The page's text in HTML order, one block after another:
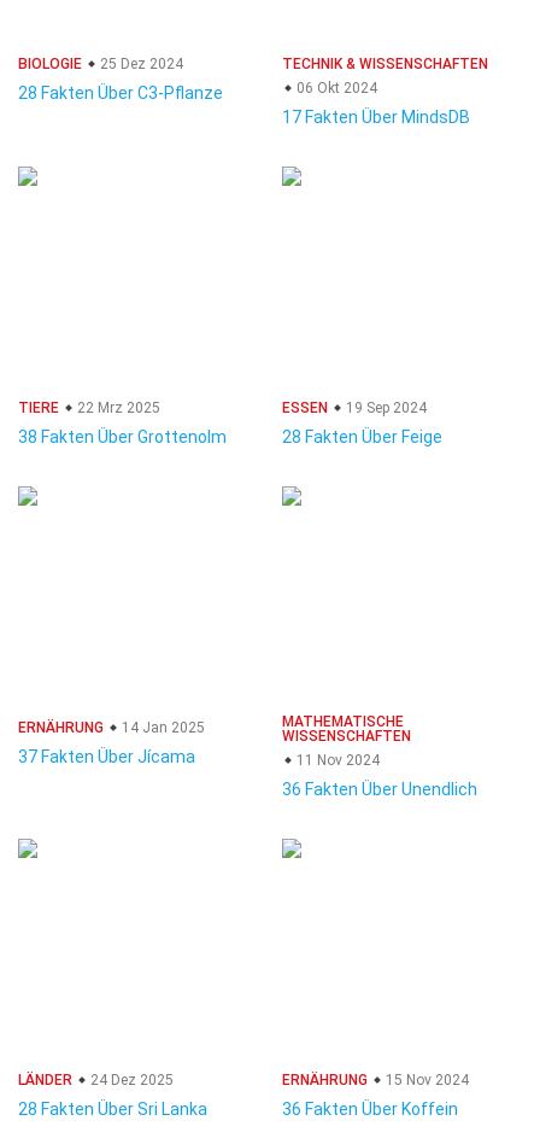
BIOLOGIE 25 Dez 2024
28 Fakten Über C3-Pflanze
TECHNIK & WISSENSCHAFTEN
06 Okt 2024
17 Fakten Über MindsDB
TIERE 22 Mrz 2025
38 Fakten Über Grottenolm
ESSEN 19 Sep 2024
28 Fakten Über Feige
ERNÄHRUNG 14 Jan 2025
37 Fakten Über Jícama
MATHEMATISCHE
WISSENSCHAFTEN
11 Nov 2024
36 Fakten Über Unendlich
LÄNDER 24 Dez 2025
28 Fakten Über Sri Lanka
ERNÄHRUNG 15 Nov 2024
36 Fakten Über Koffein